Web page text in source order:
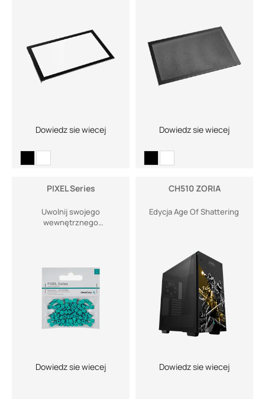
Dowiedz sie wiecej Dowiedz sie wiecej
PIXEL Series
Uwolnij swojego
wewnętrznego
Dowiedz sie wiecej
CH510 ZORIA
Edycja Age Of Shattering
Dowiedz sie wiecej